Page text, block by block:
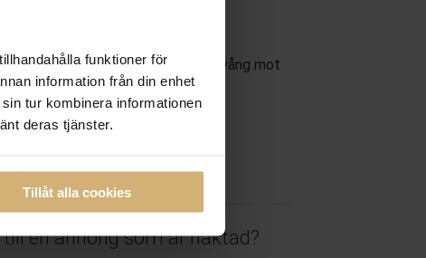
funktioner för
information från din enhet
tur kombinera informationen
deras tjänster.
Tillåt alla cookies
som staten kan använda med tvång mot
en anhörig som är häktad?